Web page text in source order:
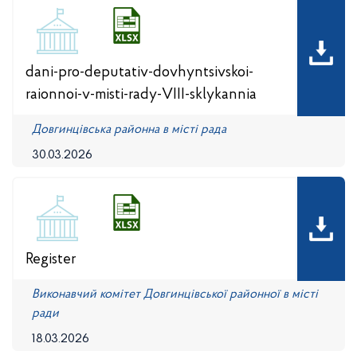
dani-pro-deputativ-dovhyntsivskoi-
raionnoi-v-misti-rady-VIII-sklykannia
30.03.2026
Довгинцівська районна в місті рада
Register
18.03.2026
Виконавчий комітет Довгинцівської районної в місті
ради